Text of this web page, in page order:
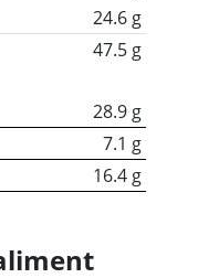
24.6 g
47.5 g
28.9 g
7.1 g
16.4 g